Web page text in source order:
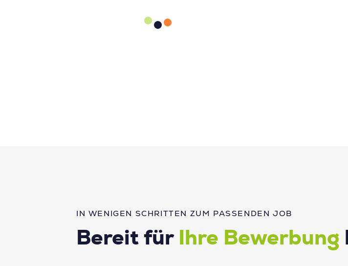
IN WENIGEN SCHRITTEN ZUM PASSENDEN JOB
Bereit für Ihre Bewerbung